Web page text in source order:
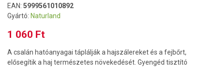
EAN: 5999561010892
Gyártó: Naturland
1 060 Ft
A csalán hatóanyagai táplálják a hajszálereket és a fejbőrt,
elősegítik a haj természetes növekedését. Gyengéd tisztító